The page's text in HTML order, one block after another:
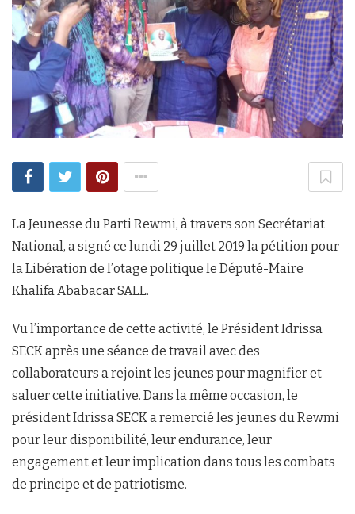
La Jeunesse du Parti Rewmi, à travers son Secrétariat
National, a signé ce lundi 29 juillet 2019 la pétition pour
la Libération de l’otage politique le Député-Maire
Khalifa Ababacar SALL.
Vu l’importance de cette activité, le Président Idrissa
SECK après une séance de travail avec des
collaborateurs a rejoint les jeunes pour magnifier et
saluer cette initiative. Dans la même occasion, le
président Idrissa SECK a remercié les jeunes du Rewmi
pour leur disponibilité, leur endurance, leur
engagement et leur implication dans tous les combats
de principe et de patriotisme.